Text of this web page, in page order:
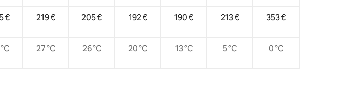
€ 219 € 205 € 192 € 190 € 213 € 353 €
27 °C 26 °C 20 °C 13 °C 5 °C 0 °C